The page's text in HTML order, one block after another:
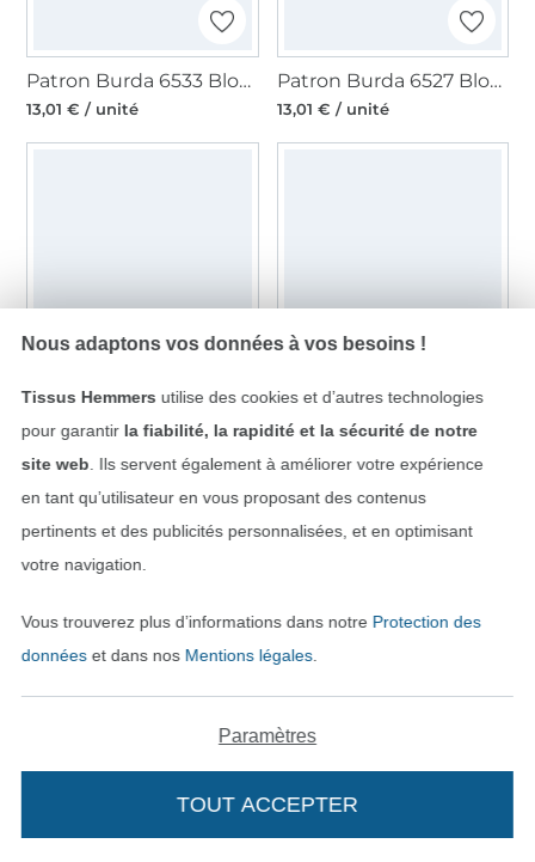
Patron Burda 6533 Blouse col châle, en français
13,01 € / unité
Patron Burda 6527 Blouse, col chemise, col droit, parement de manche, en français
13,01 € / unité
Patron Burda 6520 Robe, en français
16,03 € / unité 16,03 € / unité
16,03 € / unité
Nous adaptons vos données à vos besoins !
Tissus Hemmers utilise des cookies et d’autres technologies
pour garantir la fiabilité, la rapidité et la sécurité de notre
site web . Ils servent également à améliorer votre expérience
en tant qu’utilisateur en vous proposant des contenus
pertinents et des publicités personnalisées, et en optimisant
votre navigation.
Vous trouverez plus d’informations dans notre Protection des
donnéeset dans nos Mentions légales.
Paramètres
TOUT ACCEPTER